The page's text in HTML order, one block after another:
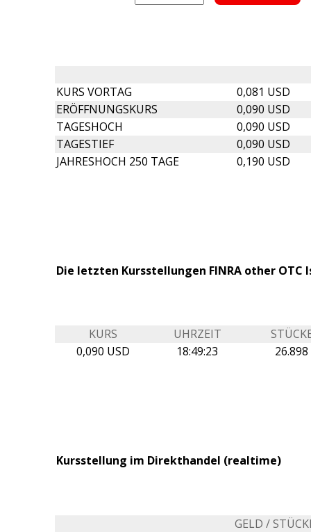
KURS VORTAG
0,081 USD
ERÖFFNUNGSKURS
0,090 USD
TAGESHOCH
0,090 USD
TAGESTIEF
0,090 USD
JAHRESHOCH 250 TAGE
0,190 USD
Die letzten Kursstellungen FINRA other OTC
KURS UHRZEIT
0,090 USD
18:49:23 26.898
Kursstellung im Direkthandel (realtime)
GELD /